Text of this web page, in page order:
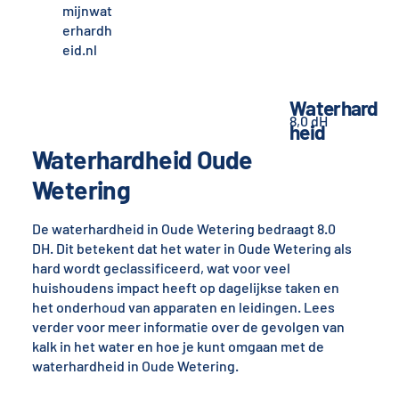
mijnwat
erhardh
eid.nl
Waterhardheid Oude
Wetering
De waterhardheid in Oude Wetering bedraagt 8.0
DH. Dit betekent dat het water in Oude Wetering als
hard wordt geclassificeerd, wat voor veel
huishoudens impact heeft op dagelijkse taken en
het onderhoud van apparaten en leidingen. Lees
verder voor meer informatie over de gevolgen van
kalk in het water en hoe je kunt omgaan met de
waterhardheid in Oude Wetering.
Waterhard
heid
8,0 dH